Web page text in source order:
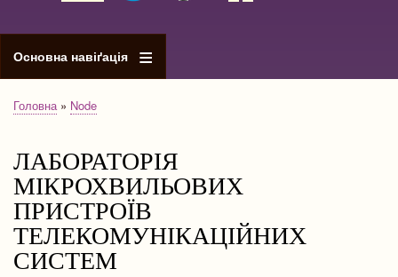
Основна навіґація
Рядок
Головна Node
ЛАБОРАТОРІЯ
МІКРОХВИЛЬОВИХ
ПРИСТРОЇВ
ТЕЛЕКОМУНІКАЦІЙНИХ
СИСТЕМ